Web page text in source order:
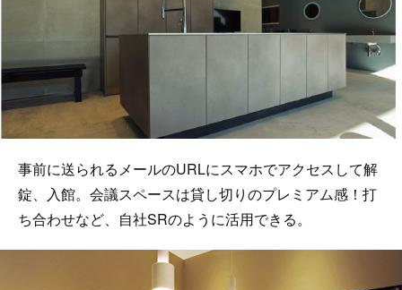
事前に送られるメールのURLにスマホでアクセスして解
錠、入館。会議スペースは貸し切りのプレミアム感！打
ち合わせなど、自社SRのように活用できる。